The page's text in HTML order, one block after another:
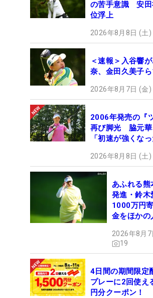
の苦手意識 安田
位浮上
2026年8月8日 (土)
＜速報＞入谷響
奈、金田久美子
2026年8月7日 (金)
2006年発売の『
再び脚光 脇元華
「初速が強くなっ
2026年8月8日 (土)
あふれる
発進・鈴木
1000万円
金をほかの
2026年8月
19
4日間の期間限定
プレーに2回使
円分クーポン！